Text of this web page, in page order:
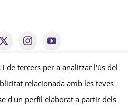
Cooperativa |Avís legal-Política de
de tercers per a analitzar l'ús del
relacionada amb les teves
d'un perfil elaborat a partir dels